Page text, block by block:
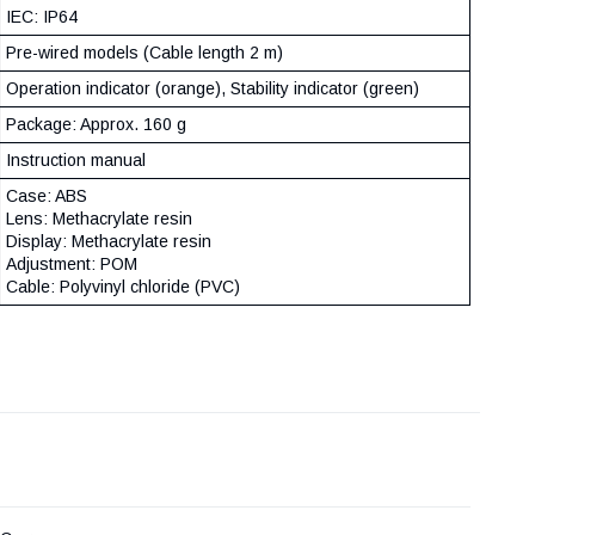
IEC: IP64
Pre-wired models (Cable length 2 m)
Operation indicator (orange), Stability indicator (green)
Package: Approx. 160 g
Instruction manual
Case: ABS
Lens: Methacrylate resin
Display: Methacrylate resin
Adjustment: POM
Cable: Polyvinyl chloride (PVC)